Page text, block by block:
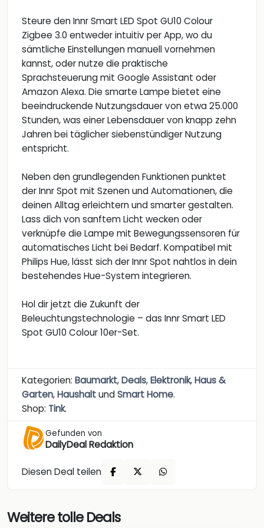
Steure den Innr Smart LED Spot GU10 Colour
Zigbee 3.0 entweder intuitiv per App, wo du
sämtliche Einstellungen manuell vornehmen
kannst, oder nutze die praktische
Sprachsteuerung mit Google Assistant oder
Amazon Alexa. Die smarte Lampe bietet eine
beeindruckende Nutzungsdauer von etwa 25.000
Stunden, was einer Lebensdauer von knapp zehn
Jahren bei täglicher siebenstündiger Nutzung
entspricht.
Neben den grundlegenden Funktionen punktet
der Innr Spot mit Szenen und Automationen, die
deinen Alltag erleichtern und smarter gestalten.
Lass dich von sanftem Licht wecken oder
verknüpfe die Lampe mit Bewegungssensoren für
automatisches Licht bei Bedarf. Kompatibel mit
Philips Hue, lässt sich der Innr Spot nahtlos in dein
bestehendes Hue-System integrieren.
Hol dir jetzt die Zukunft der
Beleuchtungstechnologie – das Innr Smart LED
Spot GU10 Colour 10er-Set.
Kategorien: Baumarkt,Deals,Elektronik,Haus &
Garten,HaushaltundSmart Home.
Shop: Tink.
Gefunden von
DailyDeal Redaktion
Diesen Deal teilen
Weitere tolle Deals